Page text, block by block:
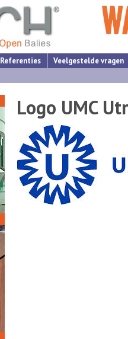
Referenties Veelgestelde vragen
Logo UMC